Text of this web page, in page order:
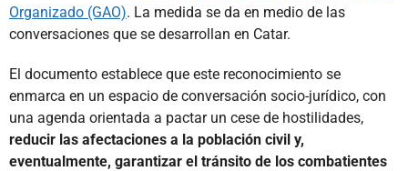
Organizado (GAO). La medida se da en medio de las
conversaciones que se desarrollan en Catar.
El documento establece que este reconocimiento se
enmarca en un espacio de conversación socio-jurídico, con
una agenda orientada a pactar un cese de hostilidades,
reducir las afectaciones a la población civil y,
eventualmente, garantizar el tránsito de los combatientes